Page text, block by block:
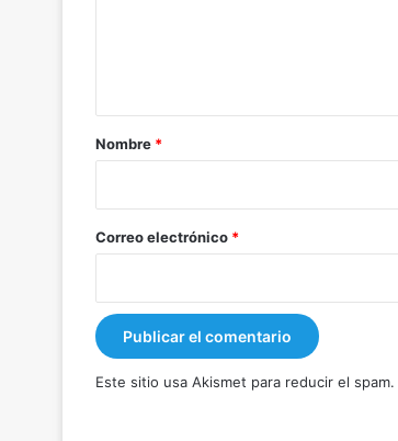
r
*
Nombre *
Correo electrónico *
Este sitio usa Akismet para reducir el spam.